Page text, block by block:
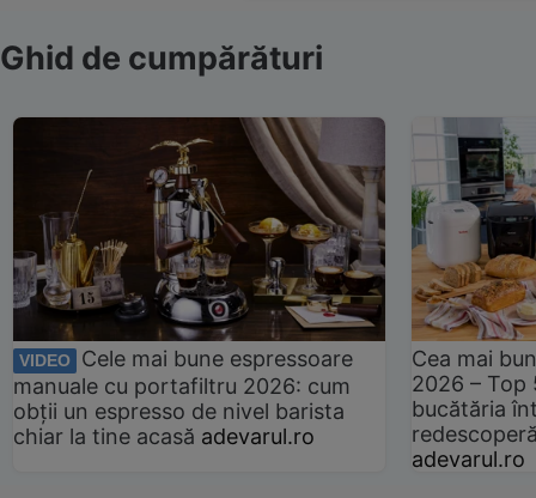
Ghid de cumpărături
VIDEO
Cele mai bune espressoare
manuale cu portafiltru 2026: cum
obții un espresso de nivel barista
chiar la tine acasă adevarul.ro
Cea mai
2026 –
bucătăria
adevarul.ro